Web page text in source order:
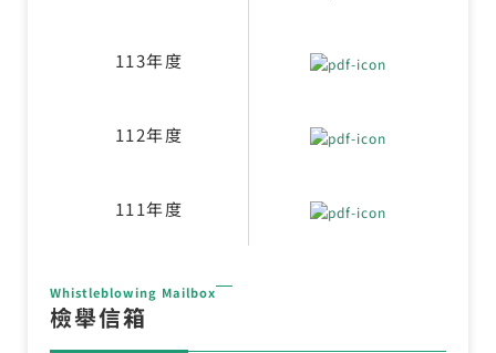
113年度
112年度
111年度
Whistleblowing Mailbox
檢舉信箱